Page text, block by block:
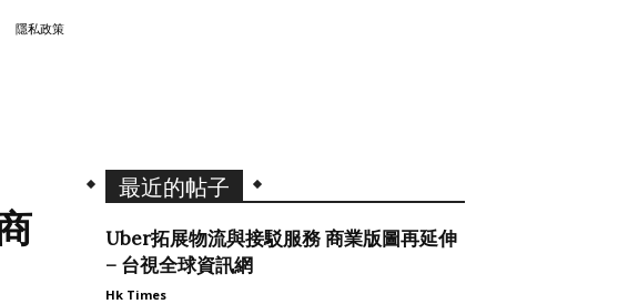
隱私政策
最近的帖子
Uber拓展物流與接駁服務 商業版圖再延伸
– 台視全球資訊網
Hk Times